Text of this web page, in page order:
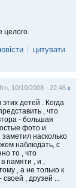
целого.
цитувати
10/10/2008 - 22:46 #
детей . Когда
, что
- большая
фото и
насколько
наблюдать, с
то , что
памяти , и ,
, а не только к
, друзей ...